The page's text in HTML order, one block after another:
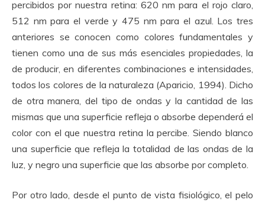
percibidos por nuestra retina: 620 nm para el rojo claro,
512 nm para el verde y 475 nm para el azul. Los tres
anteriores se conocen como colores fundamentales y
tienen como una de sus más esenciales propiedades, la
de producir, en diferentes combinaciones e intensidades,
todos los colores de la naturaleza (Aparicio, 1994). Dicho
de otra manera, del tipo de ondas y la cantidad de las
mismas que una superficie refleja o absorbe dependerá el
color con el que nuestra retina la percibe. Siendo blanco
una superficie que refleja la totalidad de las ondas de la
luz, y negro una superficie que las absorbe por completo.
Por otro lado, desde el punto de vista fisiológico, el pelo